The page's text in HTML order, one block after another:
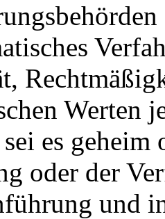
Werten
es
oder der
und